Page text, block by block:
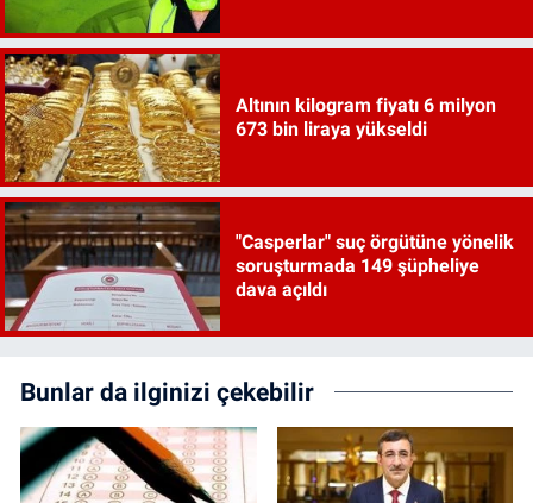
Altının kilogram fiyatı 6 milyon
673 bin liraya yükseldi
"Casperlar" suç örgütüne yönelik
soruşturmada 149 şüpheliye
dava açıldı
Bunlar da ilginizi çekebilir